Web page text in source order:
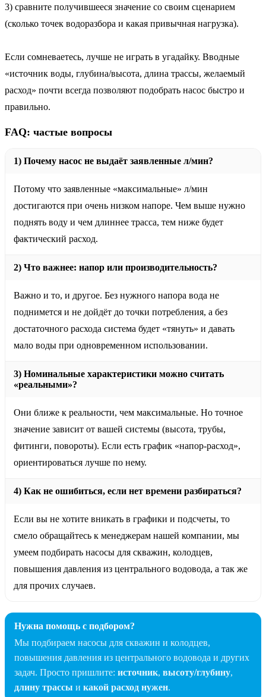
3) сравните получившееся значение со своим сценарием
(сколько точек водоразбора и какая привычная нагрузка).
Если сомневаетесь, лучше не играть в угадайку. Вводные
«источник воды, глубина/высота, длина трассы, желаемый
расход» почти всегда позволяют подобрать насос быстро и
правильно.
FAQ: частые вопросы
1) Почему насос не выдаёт заявленные л/мин?
Потому что заявленные «максимальные» л/мин
достигаются при очень низком напоре. Чем выше нужно
поднять воду и чем длиннее трасса, тем ниже будет
фактический расход.
2) Что важнее: напор или производительность?
Важно и то, и другое. Без нужного напора вода не
поднимется и не дойдёт до точки потребления, а без
достаточного расхода система будет «тянуть» и давать
мало воды при одновременном использовании.
3) Номинальные характеристики можно считать
«реальными»?
Они ближе к реальности, чем максимальные. Но точное
значение зависит от вашей системы (высота, трубы,
фитинги, повороты). Если есть график «напор-расход»,
ориентироваться лучше по нему.
4) Как не ошибиться, если нет времени разбираться?
Если вы не хотите вникать в графики и подсчеты, то
смело обращайтесь к менеджерам нашей компании, мы
умеем подбирать насосы для скважин, колодцев,
повышения давления из центрального водовода, а так же
для прочих случаев.
Нужна помощь с подбором?
Мы подбираем насосы для скважин и колодцев,
повышения давления из центрального водовода и других
задач. Просто пришлите: источник, высоту/глубину,
длину трассы и какой расход нужен.